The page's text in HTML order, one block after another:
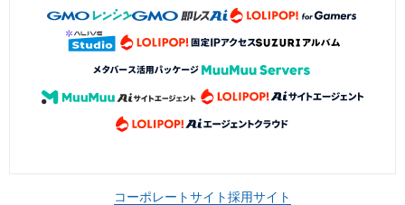
コーポレートサイト採用サイト